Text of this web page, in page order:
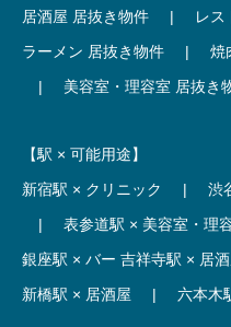
居酒屋 居抜き物件
|
レス
ラーメン 居抜き物件
| 焼
|
美容室・理容室 居抜き
【駅 × 可能用途】
新宿駅 × クリニック
| 渋
|
表参道駅 × 美容室・理
銀座駅 × バー 吉祥寺駅 × 居
新橋駅 × 居酒屋
| 六本木